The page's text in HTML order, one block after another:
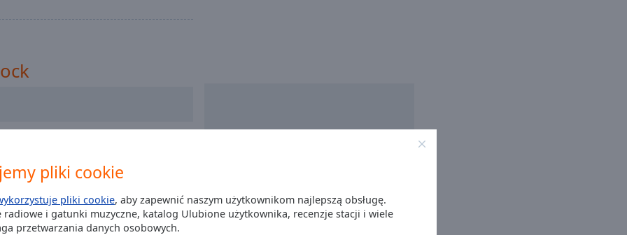
pliki cookie
pliki cookie, aby zapewnić naszym użytkownikom najlepszą obsługę.
radiowe i gatunki muzyczne, katalog Ulubione użytkownika, recenzje stacji i wiele
przetwarzania danych osobowych.